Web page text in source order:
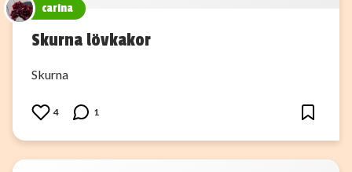
carina
Skurna lövkakor
Skurna
4 1